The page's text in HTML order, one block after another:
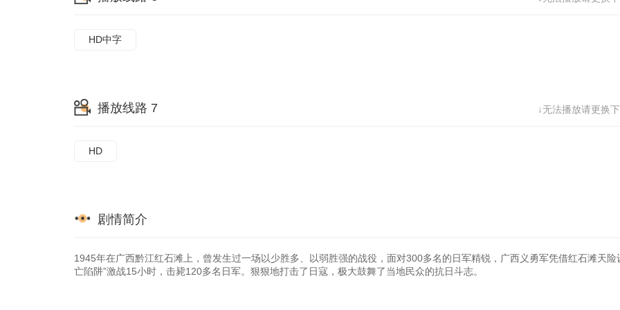
HD中字
↓无法播放请更换
播放线路 7
HD
剧情简介
1945年在广西黔江红石滩上，曾发生过一场以少胜多、以弱胜强的战役，面对300多名的日军精锐，广西义勇军凭借红石滩天险
亡陷阱”激战15小时，击毙120多名日军。狠狠地打击了日寇，极大鼓舞了当地民众的抗日斗志。